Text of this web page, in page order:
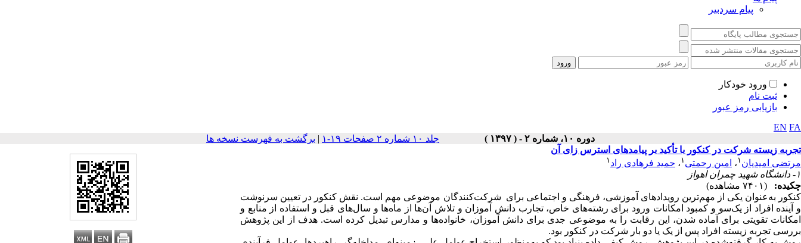
پیام سردبیر
ورود خودکار
ثبت نام
بازیابی رمز عبور
EN FA
دوره ۱۰، شماره ۲ - ( ۱۳۹۷ )
جلد ۱۰ شماره ۲ صفحات ۱۹-۱ | برگشت به فهرست نسخه ها
تجربه زیسته شرکت در کنکور با تأکید بر پیامدهای استرس زای آن
مرتضی امیدیان ۱ ، امین رحمتی ۱ ، حمید فرهادی راد ۱
۱- دانشگاه شهید چمران اهواز
چکیده:
(۷۴۰۱ مشاهده)
کنکور به‌عنوان یکی از مهم‌ترین رویدادهای آموزشی، فرهنگی و اجتماعی برای شرکت‌کنندگان موضوعی مهم است. نقش کنکور در تعیین سرنوشت
و آینده افراد از یک‌سو و کمبود امکانات ورود برای رشته‌های خاص، تجارب دانش آموزان و تلاش آن‌ها از ماه‌ها و سال‌های قبل و استفاده از منابع و
امکانات تقویتی برای آماده شدن، این رقابت را به موضوعی جدی برای دانش آموزان، خانواده‌ها و مدارس تبدیل کرده است. هدف از این پژوهش
بررسی تجربه زیسته افراد پس از یک یا دو بار شرکت در کنکور بود.